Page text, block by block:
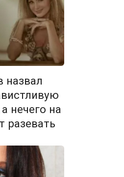
назвал
нечего на
разевать